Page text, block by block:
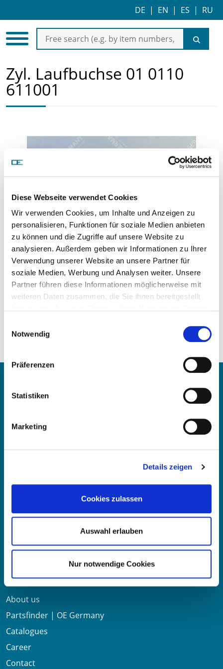
Diese Webseite verwendet Cookies
Wir verwenden Cookies, um Inhalte und Anzeigen zu
personalisieren, Funktionen für soziale Medien anbieten
zu können und die Zugriffe auf unsere Website zu
analysieren. Außerdem geben wir Informationen zu Ihrer
Verwendung unserer Website an unsere Partner für
soziale Medien, Werbung und Analysen weiter. Unsere
Partner führen diese Informationen möglicherweise mit
weiteren Daten zusammen, die Sie ihnen bereitgestellt
Notwendig
Präferenzen
Statistiken
Marketing
Details zeigen
Cookies zulassen
Auswahl erlauben
Nur notwendige Cookies
DE | EN | ES | RU
Zyl. Laufbuchse 01 0110
611001
Price on demand
REQUEST ARTICLE
Fritz-Müller-Str. 100-104​
73730 Esslingen am Neckar​
+49 711 6276980
Fax:+49 711 62769851
About us
Partsfinder | OE Germany
Catalogues
Career
Contact